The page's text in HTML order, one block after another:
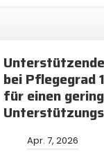
bei Pflegegrad
für einen
Apr. 7, 2026